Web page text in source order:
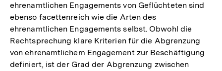
ehrenamtlichen Engagements von Geflüchteten sind
ebenso facettenreich wie die Arten des
ehrenamtlichen Engagements selbst. Obwohl die
Rechtsprechung klare Kriterien für die Abgrenzung
von ehrenamtlichem Engagement zur Beschäftigung
definiert, ist der Grad der Abgrenzung zwischen